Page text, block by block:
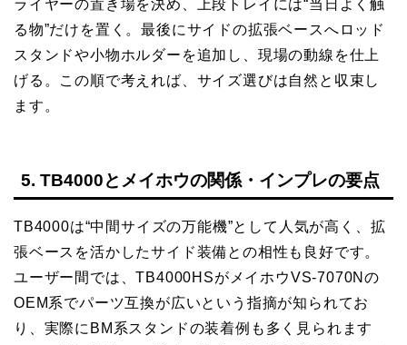
ライヤーの置き場を決め、上段トレイには“当日よく触
る物”だけを置く。最後にサイドの拡張ベースへロッド
スタンドや小物ホルダーを追加し、現場の動線を仕上
げる。この順で考えれば、サイズ選びは自然と収束し
ます。
5. TB4000とメイホウの関係・インプレの要点
TB4000は“中間サイズの万能機”として人気が高く、拡
張ベースを活かしたサイド装備との相性も良好です。
ユーザー間では、TB4000HSがメイホウVS-7070Nの
OEM系でパーツ互換が広いという指摘が知られてお
り、実際にBM系スタンドの装着例も多く見られます